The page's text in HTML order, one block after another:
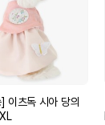
이츠독 시아 당의